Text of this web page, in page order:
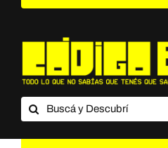
Saltar
¿Qué es Código B?
Buscar: